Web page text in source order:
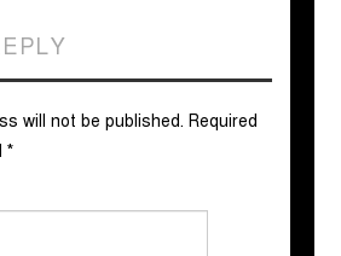
will not be published. Required
*